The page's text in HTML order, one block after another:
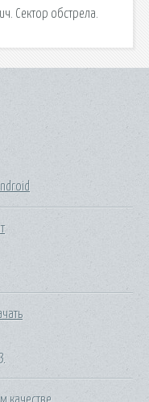
Сектор обстрела.
качестве